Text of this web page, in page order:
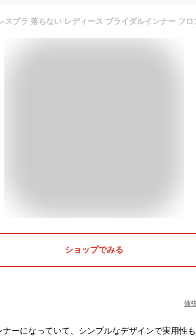
ショップでみる
価
ーになっていて、シンプルなデザインで実用性